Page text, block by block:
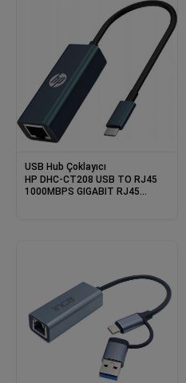
USB Hub Çoklayıcı
HP DHC-CT208 USB TO RJ45
1000MBPS GIGABIT RJ45